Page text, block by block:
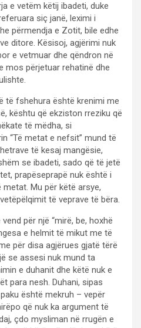
e vetëm këtij ibadeti, duke
siç janë, leximi i
përmendja e Zotit, bile edhe
ditore. Kësisoj, agjërimi nuk
e vetmuar dhe qëndron në
mos përjetuar rehatinë dhe
të fshehura është krenimi me
kështu që ekziston rreziku që
të mëdha, si
“Të metat e nefsit” mund të
të kesaj mangësie,
se ibadeti, sado që të jetë
prapëseprapë nuk është i
Mu për këtë arsye,
të veprave të bëra.
për një “mirë, be, hoxhë
e helmit të mikut me të
për disa agjërues gjatë tërë
se assesi nuk mund ta
e duhanit dhe këtë nuk e
para nesh. Duhani, sipas
është mekruh – vepër
që nuk ka argument të
çdo mysliman në rrugën e